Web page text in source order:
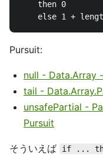
    then 0
Pursuit:
null - Data.Array
tail -
unsafePartial -
Pursuit
そういえば if ...